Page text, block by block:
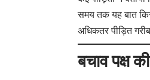
समय तक यह बात
अधिकतर पीड़ित
बचाव पक्ष